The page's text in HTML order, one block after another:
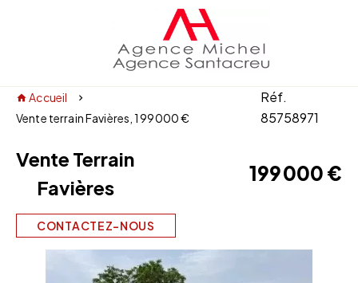
Accueil
Vente terrain Favières, 199 000 €
Réf.
85758971
CONTACTEZ-NOUS
Vente Terrain
Favières
199 000 €